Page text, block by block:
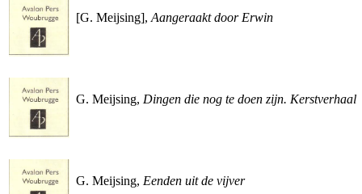
[G. Meijsing], Aangeraakt door Erwin
G. Meijsing, Dingen die nog te doen zijn. Kerstverhaal
G. Meijsing, Eenden uit de vijver